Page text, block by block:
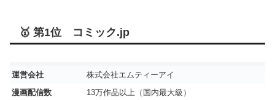
🥇 第1位 コミック.jp
運営会社
株式会社エムティーアイ
漫画配信数
13万作品以上（国内最大級）